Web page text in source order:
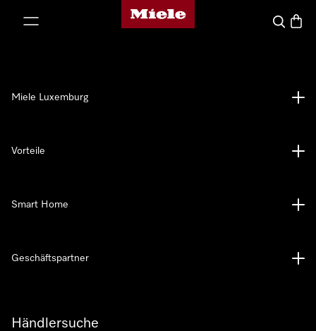
Miele-Homepage
Suche
Händlersuche
Miele Luxemburg
Vorteile
Smart Home
Geschäftspartner